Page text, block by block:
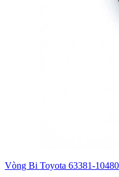
Vòng Bi Toyota 63381-